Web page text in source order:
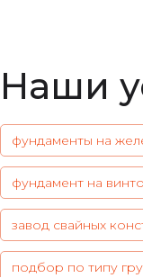
Наши
фундаменты на
фундамент на
завод свайных
подбор по типу